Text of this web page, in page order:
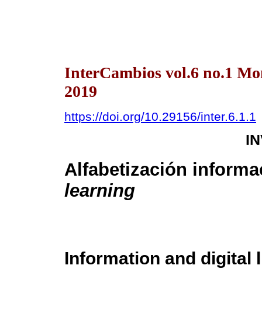
InterCambios vol.6 no.1
2019
https://doi.org/10.29156/inter.6.1.1
Alfabetización
learning
Information and digital